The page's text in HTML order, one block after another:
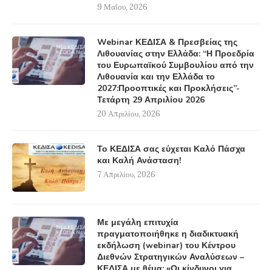
9 Μαΐου, 2026
Webinar ΚΕΔΙΣΑ & Πρεσβείας της
Λιθουανίας στην Ελλάδα: “Η Προεδρία
του Ευρωπαϊκού Συμβουλίου από την
Λιθουανία και την Ελλάδα το
2027:Προοπτικές και Προκλήσεις”-
Τετάρτη 29 Απριλίου 2026
20 Απριλίου, 2026
Το ΚΕΔΙΣΑ σας εύχεται Καλό Πάσχα
και Καλή Ανάσταση!
7 Απριλίου, 2026
Με μεγάλη επιτυχία
πραγματοποιήθηκε η διαδικτυακή
εκδήλωση (webinar) του Κέντρου
Διεθνών Στρατηγικών Αναλύσεων –